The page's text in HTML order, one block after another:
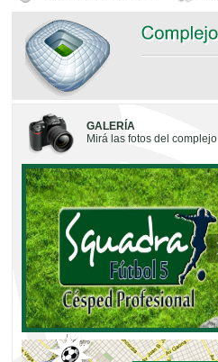
GALERÍA
Mirá las fotos del complejo